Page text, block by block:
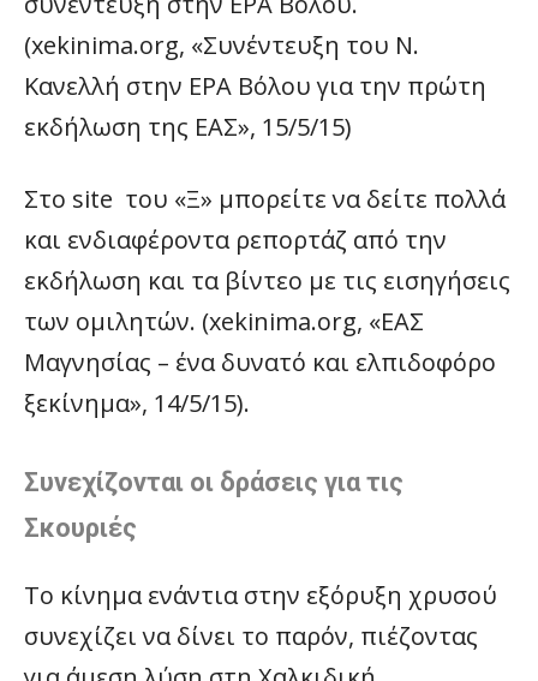
(xekinima.org, «Συνέντευξη του Ν.
Κανελλή στην ΕΡΑ Βόλου για την πρώτη
εκδήλωση της ΕΑΣ», 15/5/15)
Στο site του «Ξ» μπορείτε να δείτε πολλά
και ενδιαφέροντα ρεπορτάζ από την
εκδήλωση και τα βίντεο με τις εισηγήσεις
των ομιλητών. (xekinima.org, «ΕΑΣ
Μαγνησίας – ένα δυνατό και ελπιδοφόρο
ξεκίνημα», 14/5/15).
Συνεχίζονται οι δράσεις για τις
Σκουριές
Το κίνημα ενάντια στην εξόρυξη χρυσού
συνεχίζει να δίνει το παρόν, πιέζοντας